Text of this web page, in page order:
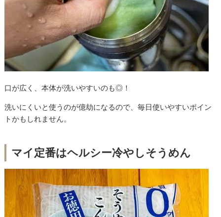
口が広く、本体が洗いやすいのも◎！
洗いにくいと使うのが億劫になるので、毎日使いやすいポイン
トかもしれません。
マイ定番はヘルシー冷やしそうめん